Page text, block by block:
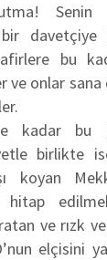
davetçiye
bu
ve onlar sana
kadar bu
birlikte
koyan
hitap
ve rızk
elçisini